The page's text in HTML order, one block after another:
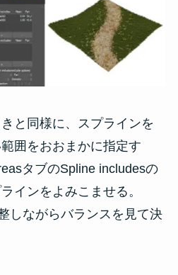
と同様に、スプラインを
囲をおおまかに指定す
タブのSpline includesの
インをよみこませる。
しながらバランスを見て決